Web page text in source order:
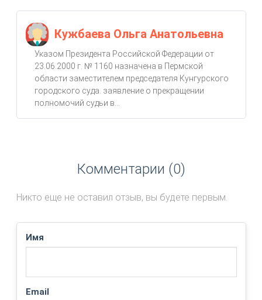
Кужбаева Ольга Анатольевна
Указом Президента Российской Федерации от
23.06.2000 г. № 1160 назначена в Пермской
области заместителем председателя Кунгурского
городского суда. заявление о прекращении
полномочий судьи в...
Комментарии (0)
Никто еще не оставил отзыв, вы будете первым.
Имя
Email